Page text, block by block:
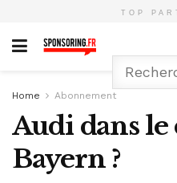
TOP
Home Abonnement
Audi dans
Bayern ?